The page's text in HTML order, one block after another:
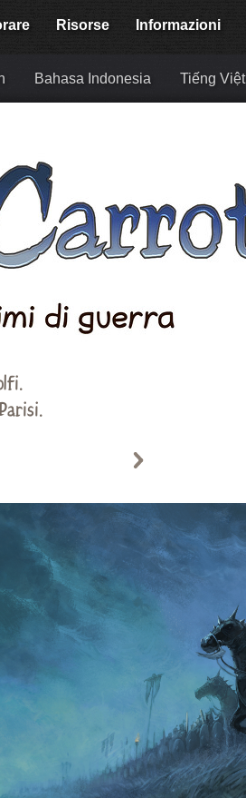
Risorse Informazioni
Bahasa Indonesia Tiếng Việt
.